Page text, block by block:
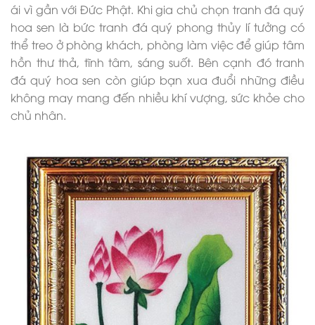
ái vì gần với Đức Phật. Khi gia chủ chọn tranh đá quý
hoa sen là bức tranh đá quý phong thủy lí tưởng có
thể treo ở phòng khách, phòng làm việc để giúp tâm
hồn thư thả, tĩnh tâm, sáng suốt. Bên cạnh đó tranh
đá quý hoa sen còn giúp bạn xua đuổi những điều
không may mang đến nhiều khí vượng, sức khỏe cho
chủ nhân.